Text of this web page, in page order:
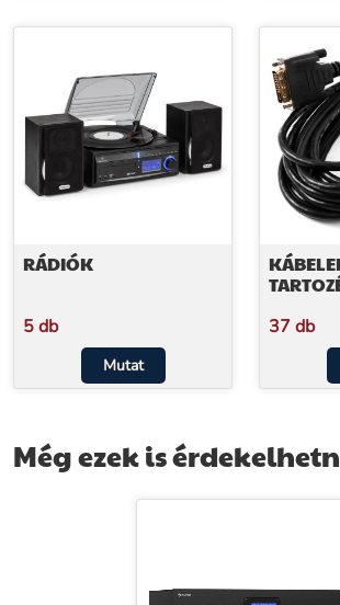
RÁDIÓK
5 db
Mutat
37 db
Még ezek is